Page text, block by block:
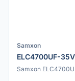
Samxon
ELC4700UF-
Samxon